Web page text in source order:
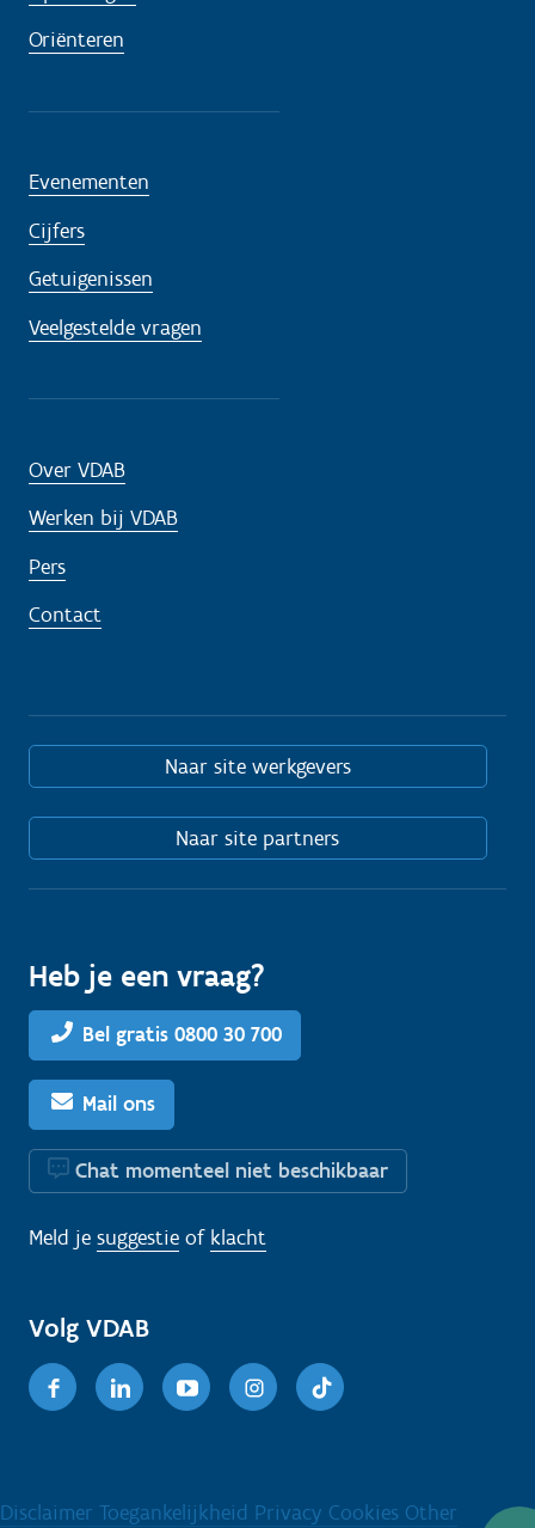
Oriënteren
Evenementen
Cijfers
Getuigenissen
Veelgestelde vragen
Over VDAB
Werken bij VDAB
Pers
Contact
Naar site werkgevers
Naar site partners
Heb je een vraag?
Bel gratis 0800 30 700
Mail ons
Chat momenteel niet beschikbaar
Meld je suggestie of klacht
Volg VDAB
FacebookLinkedinYoutubeInstagram
Disclaimer Toegankelijkheid Privacy Cookies Other